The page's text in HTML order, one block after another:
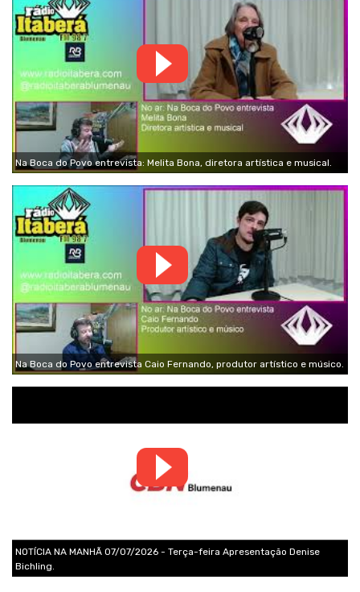
Na Boca do Povo entrevista: Melita Bona, diretora artística e musical.
Na Boca do Povo entrevista Caio Fernando, produtor artístico e músico.
NOTÍCIA NA MANHÃ 07/07/2026 - Terça-feira Apresentação Denise
Bichling.